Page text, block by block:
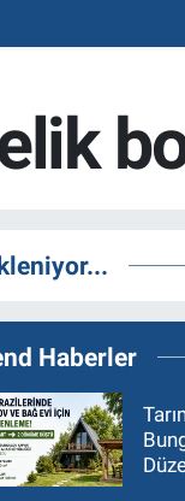
Haberler